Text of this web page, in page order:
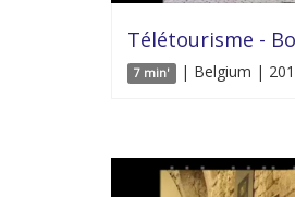
Télétourisme -
7 min' | Belgium |